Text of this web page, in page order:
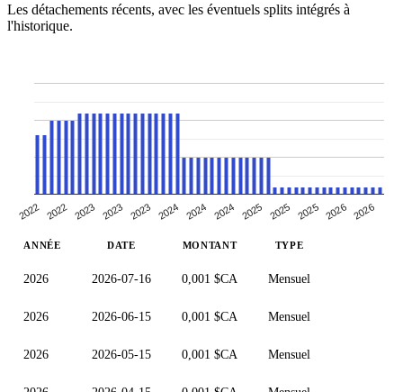
Les détachements récents, avec les éventuels splits intégrés à
l'historique.
2022 2022 2023 2023 2023 2024 2024 2024 2025 2025 2025 2026 2026
ANNÉE DATE MONTANT TYPE
2026 2026-07-16 0,001 $CA Mensuel
2026 2026-06-15 0,001 $CA Mensuel
2026 2026-05-15 0,001 $CA Mensuel